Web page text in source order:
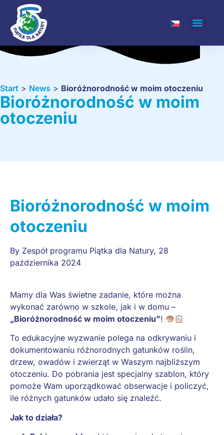
Start > News > Bioróżnorodność w moim otoczeniu
Bioróżnorodność w moim
otoczeniu
Bioróżnorodność w moim
otoczeniu
By Zespół programu Piątka dla Natury, 28
października 2024
Mamy dla Was świetne zadanie, które można
wykonać zarówno w szkole, jak i w domu –
„Bioróżnorodność w moim otoczeniu”!
To edukacyjne wyzwanie polega na odkrywaniu i
dokumentowaniu różnorodnych gatunków roślin,
drzew, owadów i zwierząt w Waszym najbliższym
otoczeniu. Do pobrania jest specjalny szablon, który
pomoże Wam uporządkować obserwacje i policzyć,
ile różnych gatunków udało się znaleźć.
Jak to działa?